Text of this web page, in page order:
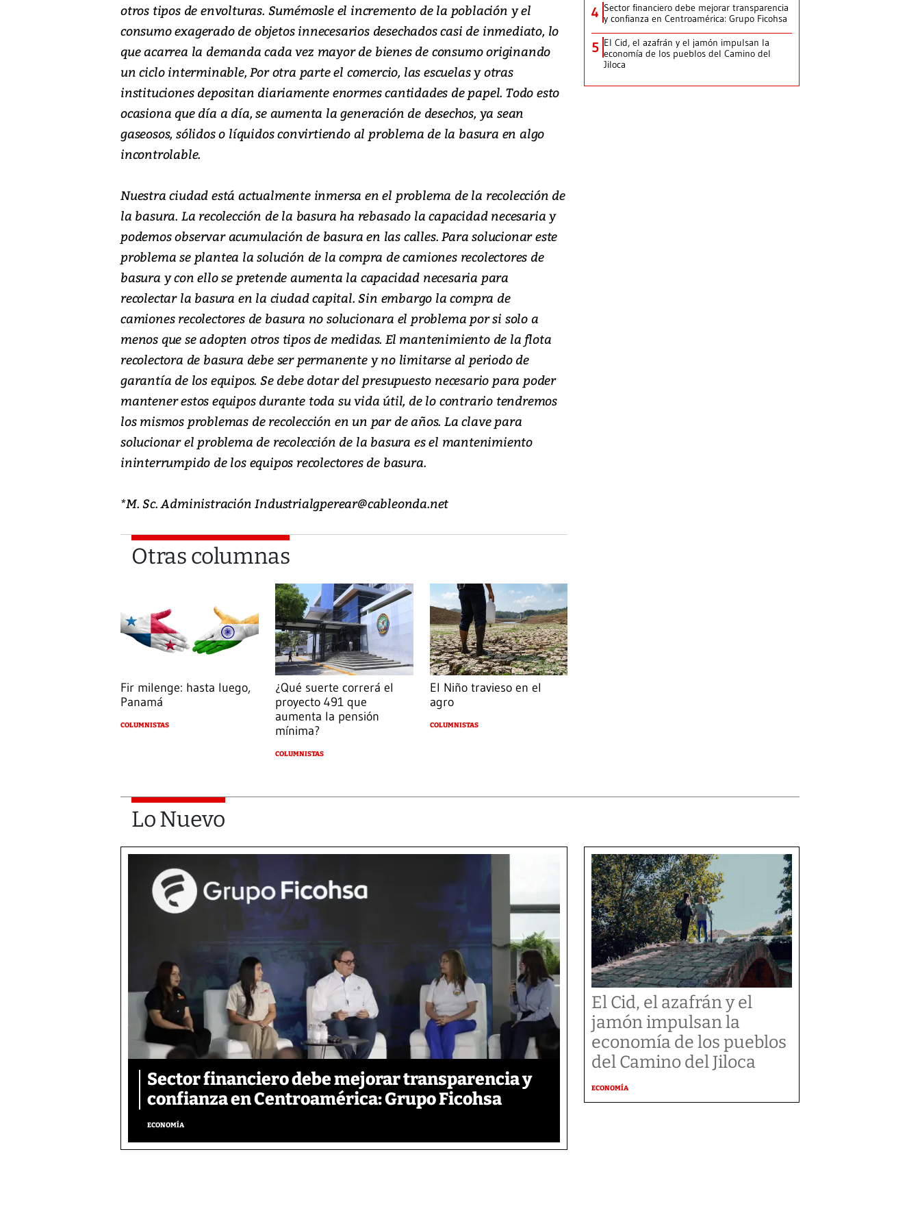
otros tipos de envolturas. Sumémosle el incremento de la población y el
consumo exagerado de objetos innecesarios desechados casi de inmediato, lo
que acarrea la demanda cada vez mayor de bienes de consumo originando
un ciclo interminable, Por otra parte el comercio, las escuelas y otras
instituciones depositan diariamente enormes cantidades de papel. Todo esto
ocasiona que día a día, se aumenta la generación de desechos, ya sean
gaseosos, sólidos o líquidos convirtiendo al problema de la basura en algo
incontrolable.
Nuestra ciudad está actualmente inmersa en el problema de la recolección de
la basura. La recolección de la basura ha rebasado la capacidad necesaria y
podemos observar acumulación de basura en las calles. Para solucionar este
problema se plantea la solución de la compra de camiones recolectores de
basura y con ello se pretende aumenta la capacidad necesaria para
recolectar la basura en la ciudad capital. Sin embargo la compra de
camiones recolectores de basura no solucionara el problema por si solo a
menos que se adopten otros tipos de medidas. El mantenimiento de la flota
recolectora de basura debe ser permanente y no limitarse al periodo de
garantía de los equipos. Se debe dotar del presupuesto necesario para poder
mantener estos equipos durante toda su vida útil, de lo contrario tendremos
los mismos problemas de recolección en un par de años. La clave para
solucionar el problema de recolección de la basura es el mantenimiento
ininterrumpido de los equipos recolectores de basura.
*M. Sc. Administración Industrialgperear@cableonda.net
Otras columnas
Fir milenge: hasta luego,
Panamá
COLUMNISTAS
¿Qué suerte correrá el
proyecto 491 que
aumenta la pensión
mínima?
COLUMNISTAS
El Niño travieso en el
agro
COLUMNISTAS
4 Sector financiero debe mejorar transparencia
y confianza en Centroamérica: Grupo Ficohsa
5 El Cid, el azafrán y el jamón impulsan la
economía de los pueblos del Camino del
Jiloca
Lo Nuevo
Sector financiero debe mejorar transparencia y
confianza en Centroamérica: Grupo Ficohsa
ECONOMÍA
El Cid, el azafrán y el
jamón impulsan la
economía de los pueblos
del Camino del Jiloca
ECONOMÍA